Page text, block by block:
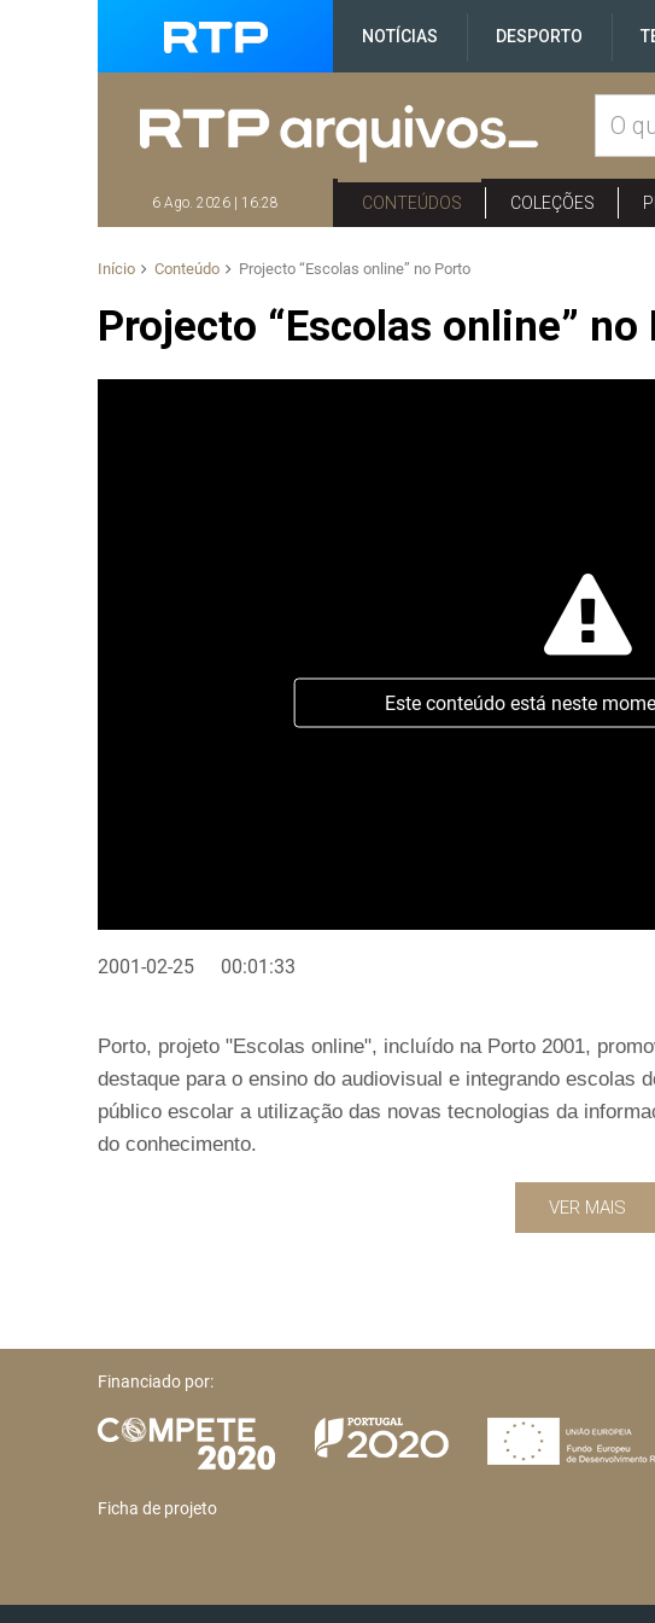
NOTÍCIAS DESPORTO
6 Ago. 2026 | 16:28 CONTEÚDOS COLEÇÕES
Início Conteúdo Projecto “Escolas online” no Porto
Projecto “Escolas online” no
Este conteúdo está neste
2001-02-25 00:01:33
Porto, projeto "Escolas online", incluído na Porto 2001,
destaque para o ensino do audiovisual e integrando escolas
público escolar a utilização das novas tecnologias da
do conhecimento.
VER MAIS
Financiado por:
Ficha de projeto